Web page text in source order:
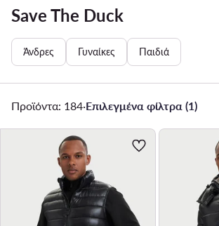
Save The Duck
Άνδρες Γυναίκες Παιδιά
Προϊόντα: 184·Επιλεγμένα φίλτρα (1)